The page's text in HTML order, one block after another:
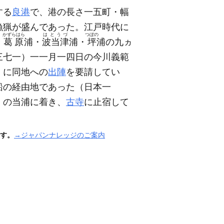
る 良港で、港の長さ一五町・幅
が盛んであった。江戸時代に
葛原
かずらはら
浦・ 波当津
はとうづ
浦・ 坪
つぼの
浦の九ヵ
七一） 一一月一四日の今川義範
に同地への出陣を要請してい
経由地であった （日本一
当浦に着き、 古寺に止宿して
。 →ジャパンナレッジのご案内